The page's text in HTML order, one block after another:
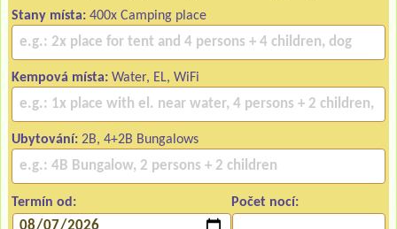
Stany místa: 400x Camping place
Kempová místa: Water, EL, WiFi
Ubytování: 2B, 4+2B Bungalows
Termín od: Počet nocí: